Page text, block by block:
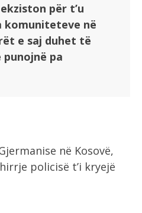
për t’u
komuniteteve në
e saj duhet të
pa
në Kosovë,
policisë t’i kryejë